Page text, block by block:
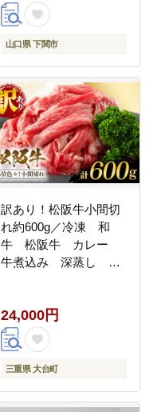
山口県 下関市
訳あり！松阪牛小間切
れ約600g／冷凍 和
牛 松阪牛 カレー
牛煮込み 深蒸し 煎
24,000円
三重県 大台町